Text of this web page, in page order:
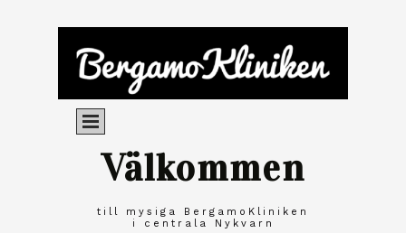
till mysiga BergamoKliniken
i centrala Nykvarn
Välkommen